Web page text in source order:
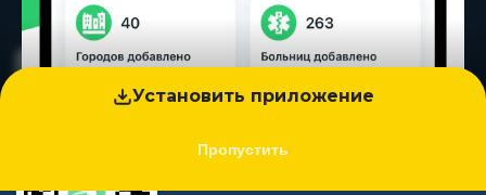
Установить приложение
Пропустить